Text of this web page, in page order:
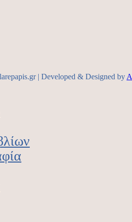
| Developed & Designed by